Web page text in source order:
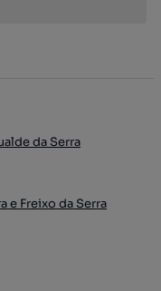
da Serra
e Freixo da Serra